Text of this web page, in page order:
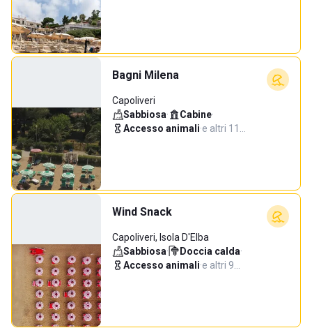
Bagni Milena
Capoliveri
Sabbiosa· Cabine·
Accesso animali·e altri 11…
Wind Snack
Capoliveri, Isola D'Elba
Sabbiosa· Doccia calda·
Accesso animali·e altri 9…